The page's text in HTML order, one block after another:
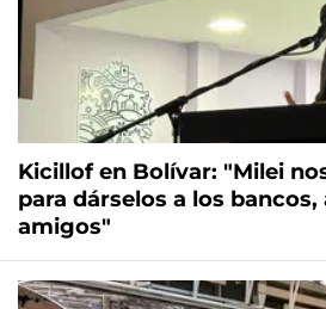
Kicillof en Bolívar: "Milei
para dárselos a los bancos,
amigos"